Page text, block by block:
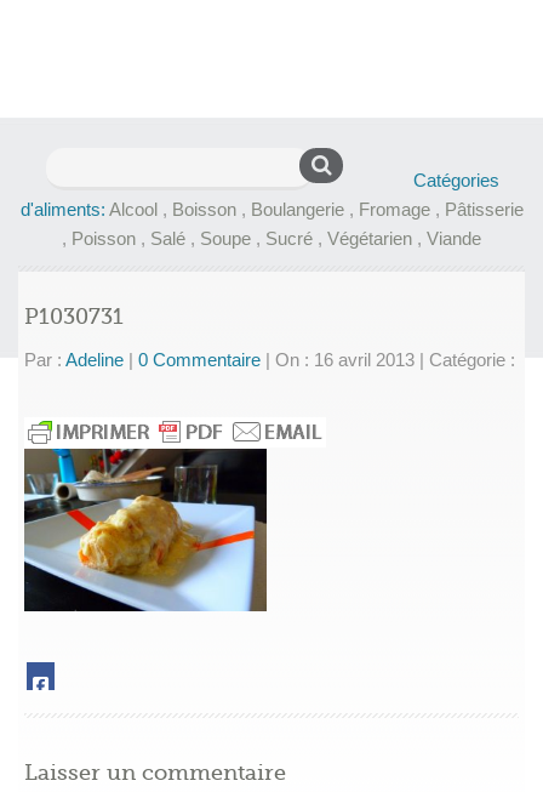
Catégories
d'aliments: Alcool , Boisson, Boulangerie, Fromage, Pâtisserie
, Poisson , Salé , Soupe , Sucré , Végétarien , Viande
P1030731
Par : Adeline 0 Commentaire On : 16 avril 2013 Catégorie :
Laisser un commentaire